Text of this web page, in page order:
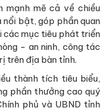
mạnh mẽ cả về chiều
nổi bật, góp phần quan
các mục tiêu phát triển
- an ninh, công tác
trên địa bàn tỉnh.
thành tích tiêu biểu,
phần thưởng cao quý
phủ và UBND tỉnh